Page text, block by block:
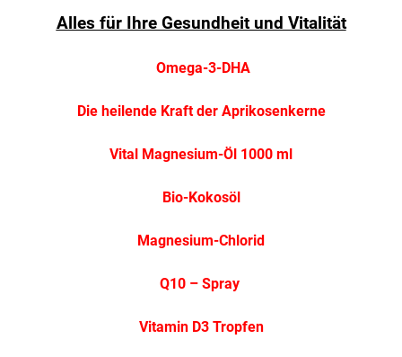
Alles für Ihre Gesundheit und Vitalität
Omega-3-DHA
Die heilende Kraft der Aprikosenkerne
Vital Magnesium-Öl 1000 ml
Bio-Kokosöl
Magnesium-Chlorid
Q10 – Spray
Vitamin D3 Tropfen